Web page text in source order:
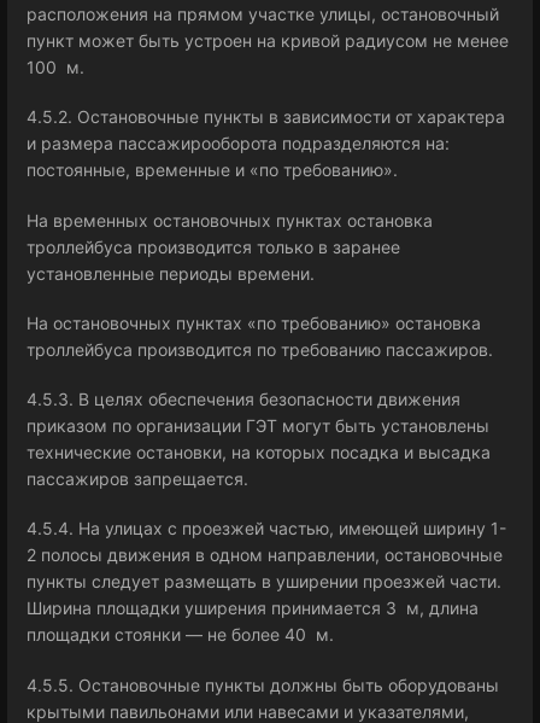
расположения на прямом участке улицы, остановочный
пункт может быть устроен на кривой радиусом не менее
100 м.
4.5.2. Остановочные пункты в зависимости от характера
и размера пассажирооборота подразделяются на:
постоянные, временные и «по требованию».
На временных остановочных пунктах остановка
троллейбуса производится только в заранее
установленные периоды времени.
На остановочных пунктах «по требованию» остановка
троллейбуса производится по требованию пассажиров.
4.5.3. В целях обеспечения безопасности движения
приказом по организации ГЭТ могут быть установлены
технические остановки, на которых посадка и высадка
пассажиров запрещается.
4.5.4. На улицах с проезжей частью, имеющей ширину 1-
2 полосы движения в одном направлении, остановочные
пункты следует размещать в уширении проезжей части.
Ширина площадки уширения принимается 3 м, длина
площадки стоянки — не более 40 м.
4.5.5. Остановочные пункты должны быть оборудованы
крытыми павильонами или навесами и указателями,